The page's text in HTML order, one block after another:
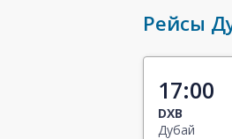
Рейсы
17:00
DXB
Дубай